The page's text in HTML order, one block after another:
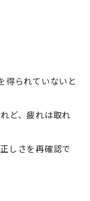
得られていないと
ど、疲れは取れ
しさを再確認で